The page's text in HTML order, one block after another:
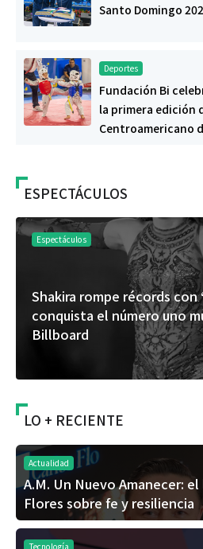
Santo Domingo
Deportes
Fundación Bi
la primera edición
Centroamericano
ESPECTÁCULOS
Espectáculos
Shakira rompe récords con
conquista el número uno
Billboard
LO + RECIENTE
Actualidad
A.M. Un Nuevo Amanecer:
Flores sobre fe y resiliencia
Tecnología